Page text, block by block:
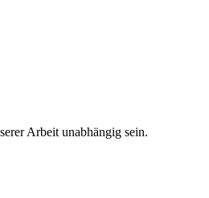
Arbeit unabhängig sein.